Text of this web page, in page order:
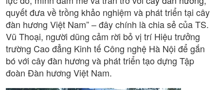
quyết đưa về trồng khảo nghiệm và phát triển tại cây
đàn hương Việt Nam” – đây chính là chia sẻ của TS.
Vũ Thoại, người dũng cảm rời bỏ vị trí Hiệu trưởng
trường Cao đẳng Kinh tế Công nghệ Hà Nội để gắn
bó với cây đàn hương và phát triển tạo dựng Tập
đoàn Đàn hương Việt Nam.